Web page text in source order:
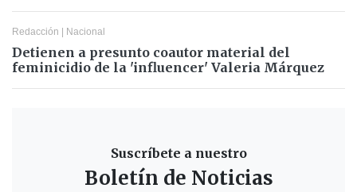
Redacción Nacional
Detienen a presunto coautor material del
feminicidio de la 'influencer' Valeria Márquez
Suscríbete a nuestro
Boletín de Noticias